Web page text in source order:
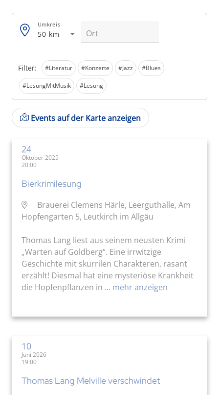
Filter: #Literatur #Konzerte #Jazz #Blues
#LesungMitMusik #Lesung
50 km
Umkreis
Events auf der Karte anzeigen
24
Oktober 2025
20:00
Bierkrimilesung
Brauerei Clemens Härle, Leerguthalle, Am
Hopfengarten 5, Leutkirch im Allgäu
Thomas Lang liest aus seinem neusten Krimi
„Warten auf Goldberg“. Eine irrwitzige
Geschichte mit skurrilen Charakteren, rasant
erzählt! Diesmal hat eine mysteriöse Krankheit
die Hopfenpflanzen in ... mehr anzeigen
10
Juni 2026
19:00
Thomas Lang Melville verschwindet